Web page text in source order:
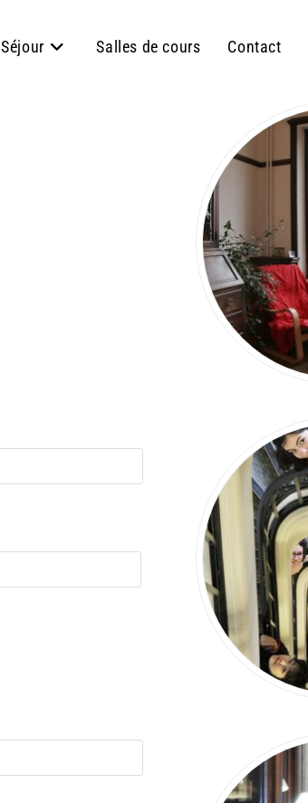
Séjour Salles de cours Contact